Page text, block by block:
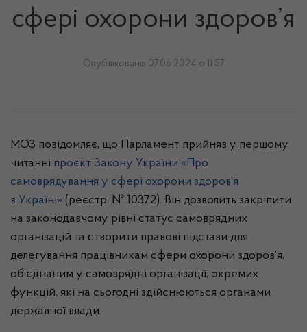
сфері охорони здоров’я
Опубліковано 07.06.2024 о 11:57
МОЗ повідомляє, що Парламент прийняв у першому
читанні проєкт Закону України «Про
самоврядування у сфері охорони здоров’я
в Україні» (реєстр. № 10372). Він дозволить закріпити
на законодавчому рівні статус самоврядних
організацій та створити правові підстави для
делегування працівникам сфери охорони здоров’я,
об’єднаним у самоврядні організації, окремих
функцій, які на сьогодні здійснюються органами
державної влади.